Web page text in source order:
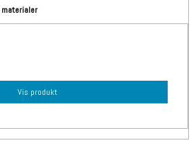
materialer
Vis produkt